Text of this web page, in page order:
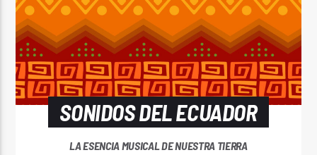
SONIDOS DEL ECUADOR
LA ESENCIA MUSICAL DE NUESTRA TIERRA